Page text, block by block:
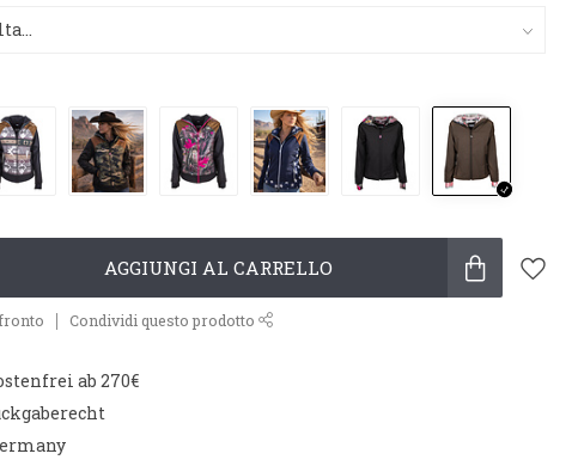
AGGIUNGI AL CARRELLO
Condividi questo prodotto
ab 270€